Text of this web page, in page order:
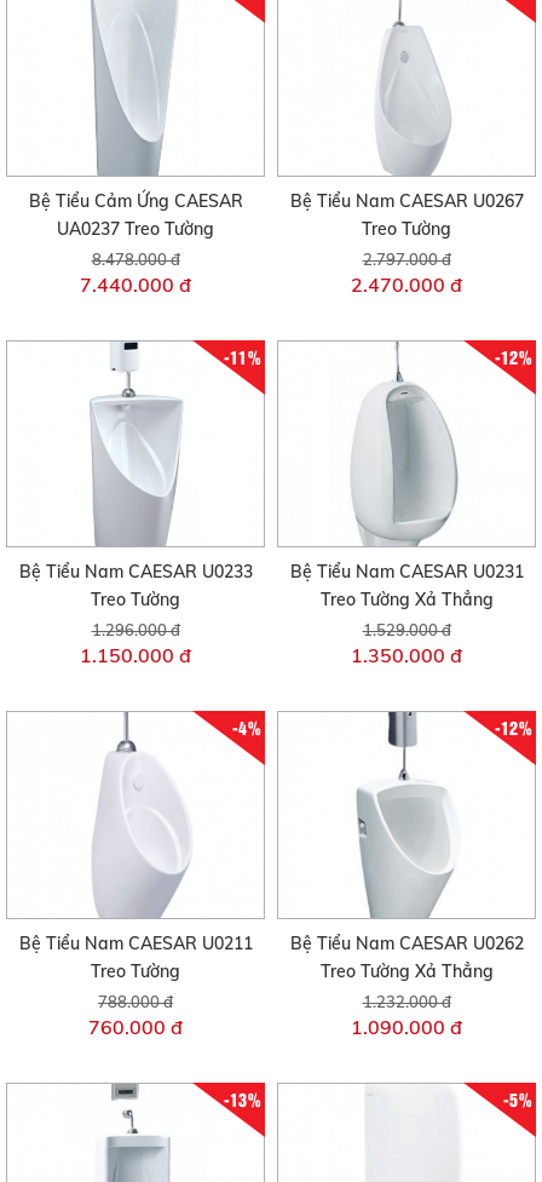
Bệ Tiểu Cảm Ứng CAESAR
UA0237 Treo Tường
8.478.000 đ
7.440.000 đ
Bệ Tiểu Nam CAESAR U0267
Treo Tường
2.797.000 đ
2.470.000 đ
-11%
Bệ Tiểu Nam CAESAR U0233
Treo Tường
1.296.000 đ
1.150.000 đ
-12%
Bệ Tiểu Nam CAESAR U0231
Treo Tường Xả Thẳng
1.529.000 đ
1.350.000 đ
-4%
Bệ Tiểu Nam CAESAR U0211
Treo Tường
788.000 đ
760.000 đ
-12%
Bệ Tiểu Nam CAESAR U0262
Treo Tường Xả Thẳng
1.232.000 đ
1.090.000 đ
-13% -5%